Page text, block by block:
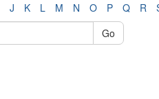
J K L M N O P Q R
Go